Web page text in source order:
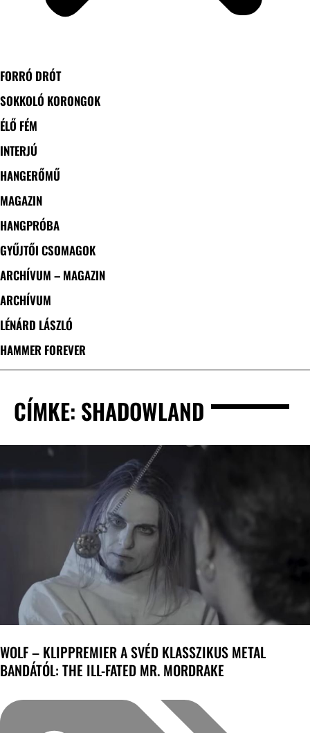
FORRÓ DRÓT
SOKKOLÓ KORONGOK
ÉLŐ FÉM
INTERJÚ
HANGERŐMŰ
MAGAZIN
HANGPRÓBA
GYŰJTŐI CSOMAGOK
ARCHÍVUM – MAGAZIN
ARCHÍVUM
LÉNÁRD LÁSZLÓ
HAMMER FOREVER
CÍMKE: SHADOWLAND
WOLF – KLIPPREMIER A SVÉD KLASSZIKUS METAL
BANDÁTÓL: THE ILL-FATED MR. MORDRAKE